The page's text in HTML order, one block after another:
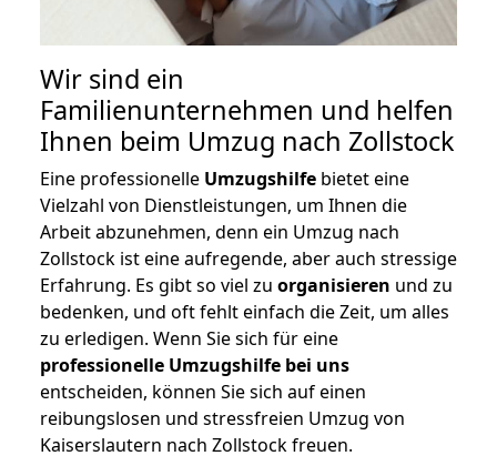
Wir sind ein
Familienunternehmen und helfen
Ihnen beim Umzug nach Zollstock
Eine professionelle Umzugshilfe bietet eine
Vielzahl von Dienstleistungen, um Ihnen die
Arbeit abzunehmen, denn ein Umzug nach
Zollstock ist eine aufregende, aber auch stressige
Erfahrung. Es gibt so viel zu organisieren und zu
bedenken, und oft fehlt einfach die Zeit, um alles
zu erledigen. Wenn Sie sich für eine
professionelle Umzugshilfe bei uns
entscheiden, können Sie sich auf einen
reibungslosen und stressfreien Umzug von
Kaiserslautern nach Zollstock freuen.